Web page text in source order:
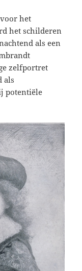
het
het schilderen
als een
zelfportret
als
potentiële